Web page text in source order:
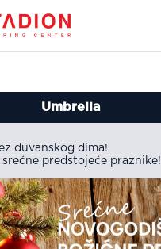
Umbrella
duvanskog dima!
predstojeće praznike!